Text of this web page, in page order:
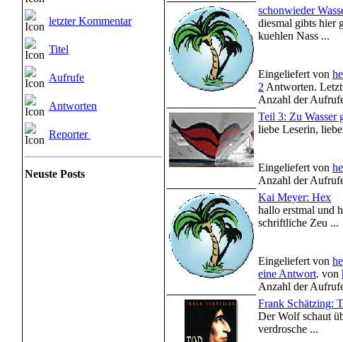
letzter Kommentar
Titel
Aufrufe
Antworten
Reporter
Neuste Posts
schonwieder
diesmal gibts hier
kuehlen Nass ...
Eingeliefert von
2 Antworten.
Anzahl der
Teil 3: Zu Wasser
liebe Leserin,
Eingeliefert von
Anzahl der
Kai Meyer: Hex
hallo erstmal und
schriftliche Zeu ...
Eingeliefert von
eine Antwort. von
Anzahl der
Frank Schätzing:
Der Wolf schaut
verdrosche ...